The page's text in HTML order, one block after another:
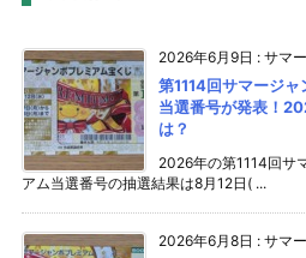
2026年6月9日 : サマ
第1114回サマージ
当選番号が発表！
は？
2026年の第1114回サ
アム当選番号の抽選結果は8月12日( ...
2026年6月8日 : サマ